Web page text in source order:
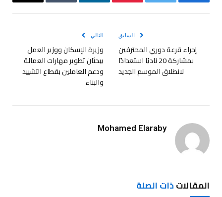
السابق
إجراء قرعة دوري المحترفين
بمشاركة 20 ناديًا استعدادًا
لانطلاق الموسم الجديد
التالي
وزيرة الإسكان ووزير العمل
يبحثان تطوير مهارات العمالة
ودعم العاملين بقطاع التشييد
والبناء
Mohamed Elaraby
المقالاتذات الصلة